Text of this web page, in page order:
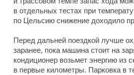
в отдельных тестах при
по Цельсию снижение доходило
Перед дальней поездкой лучше
заранее, пока машина стоит на
кондиционер возьмет энергию из
в первые километры. Парковка в